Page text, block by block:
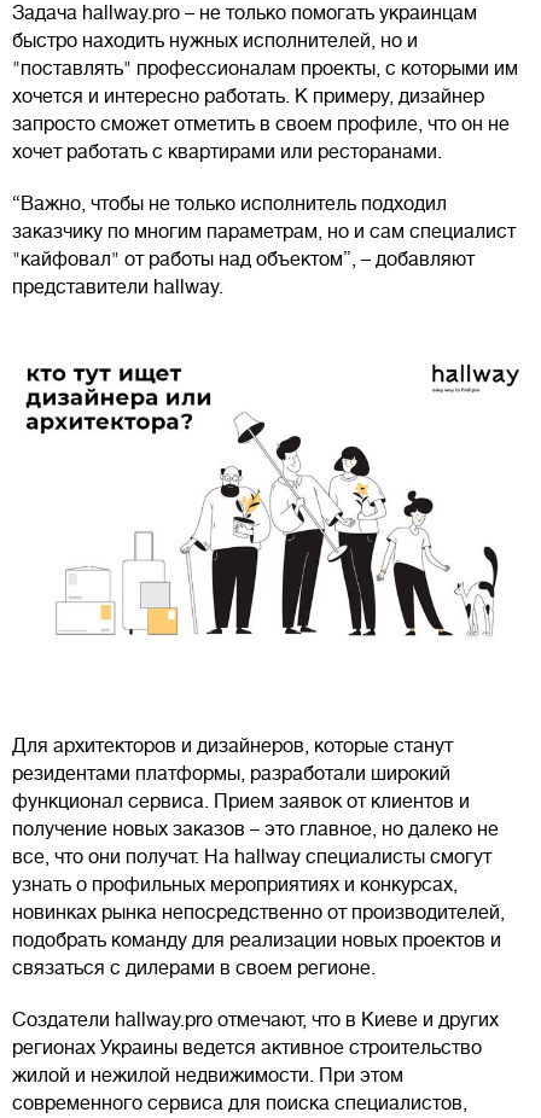
Задача hallway.pro – не только помогать украинцам
быстро находить нужных исполнителей, но и
"поставлять" профессионалам проекты, с которыми им
хочется и интересно работать. К примеру, дизайнер
запросто сможет отметить в своем профиле, что он не
хочет работать с квартирами или ресторанами.
“Важно, чтобы не только исполнитель подходил
заказчику по многим параметрам, но и сам специалист
"кайфовал" от работы над объектом”, – добавляют
представители hallway.
Для архитекторов и дизайнеров, которые станут
резидентами платформы, разработали широкий
функционал сервиса. Прием заявок от клиентов и
получение новых заказов – это главное, но далеко не
все, что они получат. На hallway специалисты смогут
узнать о профильных мероприятиях и конкурсах,
новинках рынка непосредственно от производителей,
подобрать команду для реализации новых проектов и
связаться с дилерами в своем регионе.
Создатели hallway.pro отмечают, что в Киеве и других
регионах Украины ведется активное строительство
жилой и нежилой недвижимости. При этом
современного сервиса для поиска специалистов,